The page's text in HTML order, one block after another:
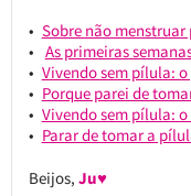
Sobre não menstruar
As primeiras
Vivendo sem pílula:
Porque parei de
Vivendo sem pílula:
Parar de tomar a
Beijos, Ju♥